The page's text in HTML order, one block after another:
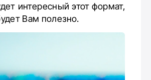
интересный этот формат,
Вам полезно.